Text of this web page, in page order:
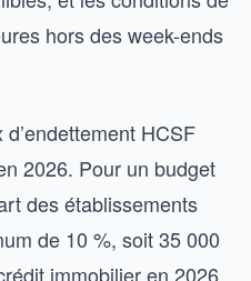
hors des week-ends
HCSF
2026. Pour un budget
des établissements
de 10 %, soit 35 000
immobilier en 2026